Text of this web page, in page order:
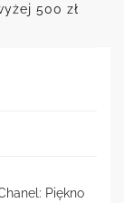
500 zł
Piękno